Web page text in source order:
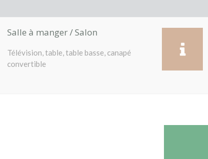
Salle à manger / Salon
Télévision, table, table basse, canapé
convertible